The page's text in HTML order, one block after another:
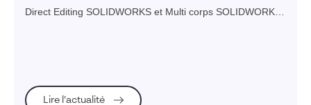
de SOLIDWORKS : Direct Editing/édition directe
et Multi corps
Direct Editing SOLIDWORKS et Multi corps SOLIDWORKS
d'accroître votre productivité.
Lire l’actualité